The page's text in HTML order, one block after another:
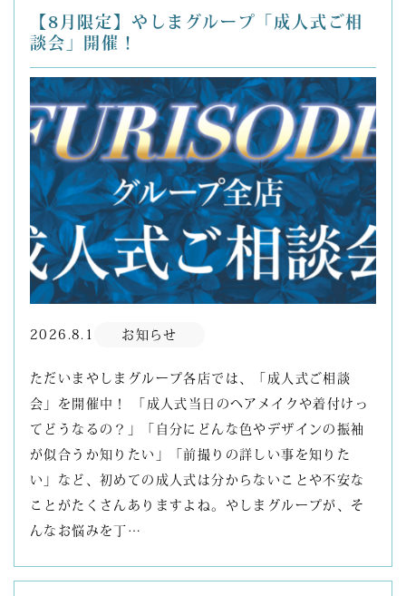
【8月限定】やしまグループ「成人式ご相
談会」開催！
2026.8.1 お知らせ
ただいまやしまグループ各店では、「成人式ご相談
会」を開催中！ 「成人式当日のヘアメイクや着付けっ
てどうなるの？」「自分にどんな色やデザインの振袖
が似合うか知りたい」「前撮りの詳しい事を知りた
い」など、初めての成人式は分からないことや不安な
ことがたくさんありますよね。やしまグループが、そ
んなお悩みを丁…